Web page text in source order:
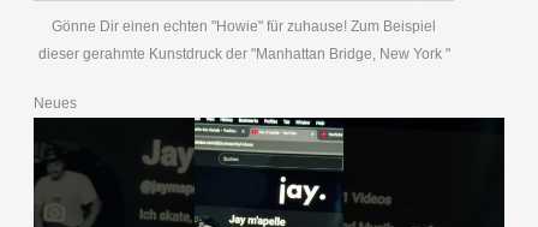
Gönne Dir einen echten "Howie" für zuhause! Zum Beispiel
dieser gerahmte Kunstdruck der "Manhattan Bridge, New York "
Neues